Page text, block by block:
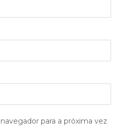
para a próxima vez